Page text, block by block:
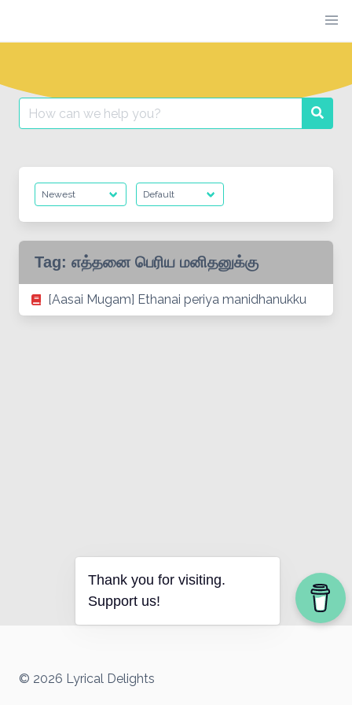
content
Search
for:
Tag: எத்தனை பெரிய மனிதனுக்கு
[Aasai Mugam] Ethanai periya manidhanukku
© 2026 Lyrical Delights
Thank you for visiting.
Support us!